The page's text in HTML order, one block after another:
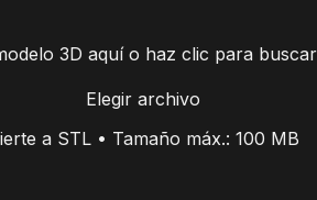
3D aquí o haz clic para buscar
Elegir archivo
a STL • Tamaño máx.: 100 MB